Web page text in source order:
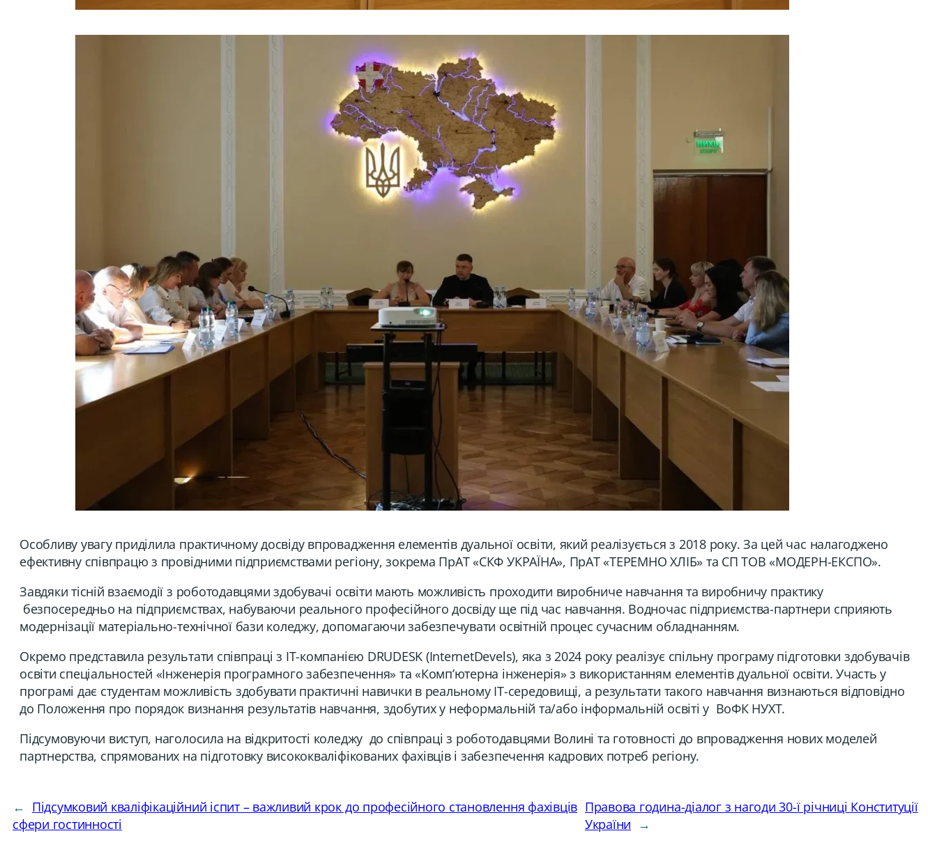
Особливу увагу приділила практичному досвіду впровадження елементів дуальної освіти, який реалізується з 2018 року. За цей час налагоджено
ефективну співпрацю з провідними підприємствами регіону, зокрема ПрАТ «СКФ УКРАЇНА», ПрАТ «ТЕРЕМНО ХЛІБ» та СП ТОВ «МОДЕРН-ЕКСПО».
Завдяки тісній взаємодії з роботодавцями здобувачі освіти мають можливість проходити виробниче навчання та виробничу практику
безпосередньо на підприємствах, набуваючи реального професійного досвіду ще під час навчання. Водночас підприємства-партнери сприяють
модернізації матеріально-технічної бази коледжу, допомагаючи забезпечувати освітній процес сучасним обладнанням.
Окремо представила результати співпраці з ІТ-компанією DRUDESK (InternetDevels), яка з 2024 року реалізує спільну програму підготовки здобувачів
освіти спеціальностей «Інженерія програмного забезпечення» та «Комп’ютерна інженерія» з використанням елементів дуальної освіти. Участь у
програмі дає студентам можливість здобувати практичні навички в реальному ІТ-середовищі, а результати такого навчання визнаються відповідно
до Положення про порядок визнання результатів навчання, здобутих у неформальній та/або інформальній освіті у ВоФК НУХТ.
Підсумовуючи виступ, наголосила на відкритості коледжу до співпраці з роботодавцями Волині та готовності до впровадження нових моделей
партнерства, спрямованих на підготовку висококваліфікованих фахівців і забезпечення кадрових потреб регіону.
← Підсумковий кваліфікаційний іспит – важливий крок до професійного становлення фахівців
сфери гостинності
Правова година-діалог з нагоди 30-ї річниці Конституції
України →